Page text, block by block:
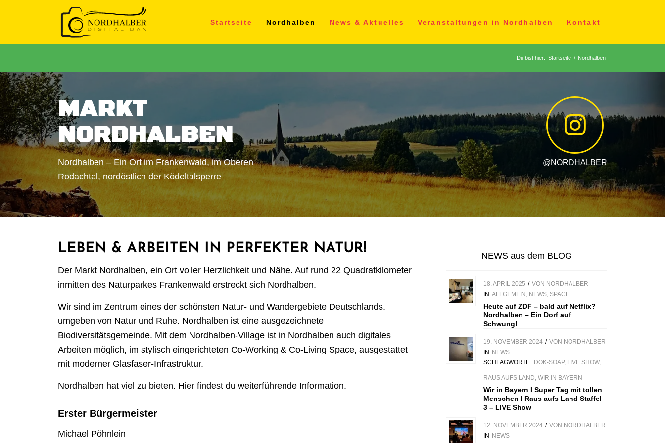
Startseite Nordhalben News & Aktuelles Veranstaltungen in Nordhalben Kontakt
Du bist hier: Startseite / Nordhalben
MARKT
NORDHALBEN
Nordhalben – Ein Ort im Frankenwald, im Oberen
Rodachtal, nordöstlich der Ködeltalsperre
@NORDHALBER
LEBEN & ARBEITEN IN PERFEKTER NATUR!
Der Markt Nordhalben, ein Ort voller Herzlichkeit und Nähe. Auf rund 22 Quadratkilometer
inmitten des Naturparkes Frankenwald erstreckt sich Nordhalben.
Wir sind im Zentrum eines der schönsten Natur- und Wandergebiete Deutschlands,
umgeben von Natur und Ruhe. Nordhalben ist eine ausgezeichnete
Biodiversitätsgemeinde. Mit dem Nordhalben-Village ist in Nordhalben auch digitales
Arbeiten möglich, im stylisch eingerichteten Co-Working & Co-Living Space, ausgestattet
mit moderner Glasfaser-Infrastruktur.
Nordhalben hat viel zu bieten. Hier findest du weiterführende Information.
Erster Bürgermeister
Michael Pöhnlein
NEWS aus dem BLOG
18. APRIL 2025 / VON NORDHALBER
IN ALLGEMEIN , NEWS, SPACE
Heute auf ZDF – bald auf Netflix?
Nordhalben – Ein Dorf auf
Schwung!
19. NOVEMBER 2024 / VON NORDHALBER
IN
NEWS
SCHLAGWORTE: DOK-SOAP, LIVE SHOW,
RAUS AUFS LAND,WIR IN BAYERN
Wir in Bayern I Super Tag mit tollen
Menschen I Raus aufs Land Staffel
3 – LIVE Show
12. NOVEMBER 2024 / VON NORDHALBER
IN
NEWS